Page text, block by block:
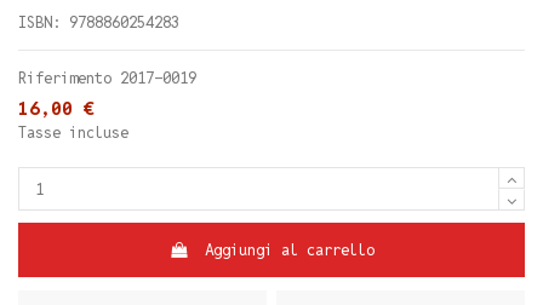
ISBN: 9788860254283
Riferimento 2017-0019
16,00 €
Tasse incluse
Aggiungi al carrello